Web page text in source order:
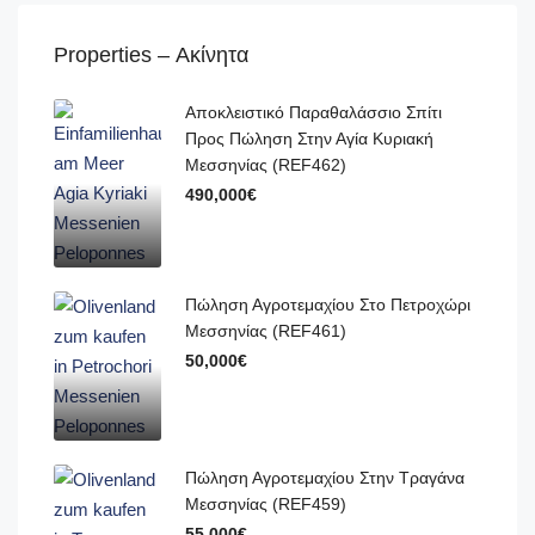
Properties – Ακίνητα
Αποκλειστικό Παραθαλάσσιο Σπίτι
Προς Πώληση Στην Αγία Κυριακή
Μεσσηνίας (REF462)
490,000€
Πώληση Αγροτεμαχίου Στο Πετροχώρι
Μεσσηνίας (REF461)
50,000€
Πώληση Αγροτεμαχίου Στην Τραγάνα
Μεσσηνίας (REF459)